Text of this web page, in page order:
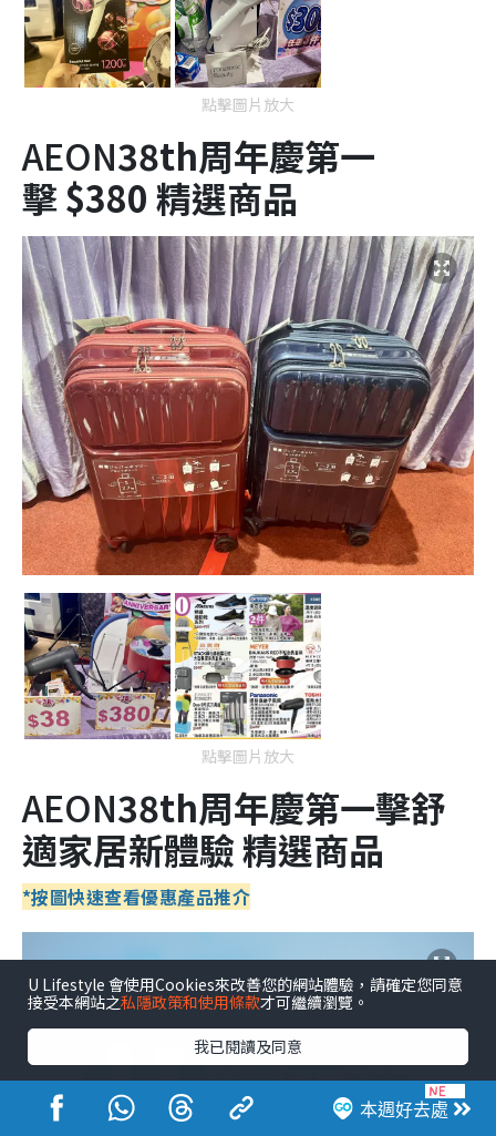
點擊圖片放大
AEON38th周年慶第一
擊$380 精選商品
點擊圖片放大
AEON38th周年慶第一擊舒
適家居新體驗 精選商品
*按圖快速查看優惠產品推介
本週好去處
U Lifestyle 會使用Cookies來改善您的網站體驗，請確定您同意
接受本網站之私隱政策和使用條款才可繼續瀏覽。
我已閱讀及同意